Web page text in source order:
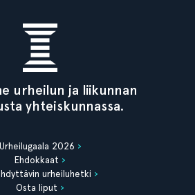
urheilun ja liikunnan
yhteiskunnassa.
Urheilugaala 2026
Ehdokkaat
urheiluhetki
Osta liput